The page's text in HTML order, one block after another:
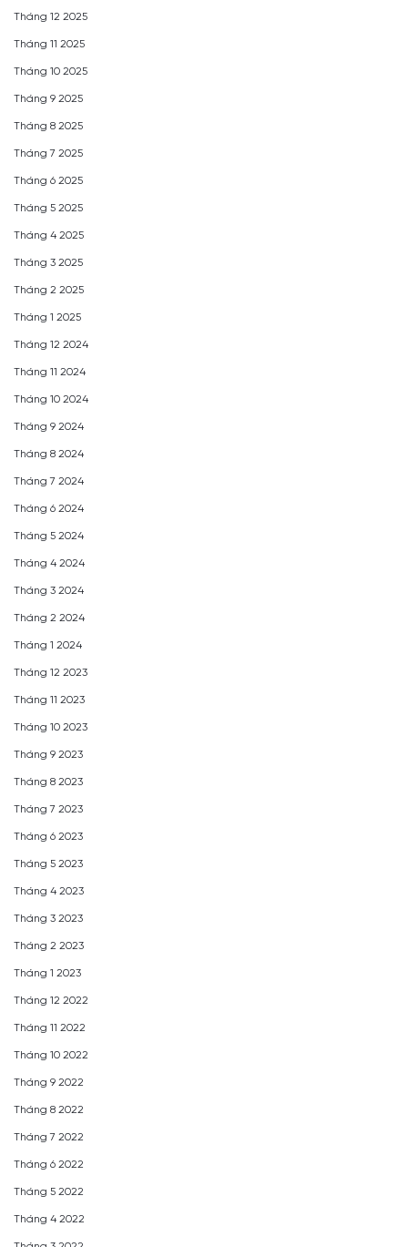
Tháng 12 2025
Tháng 11 2025
Tháng 10 2025
Tháng 9 2025
Tháng 8 2025
Tháng 7 2025
Tháng 6 2025
Tháng 5 2025
Tháng 4 2025
Tháng 3 2025
Tháng 2 2025
Tháng 1 2025
Tháng 12 2024
Tháng 11 2024
Tháng 10 2024
Tháng 9 2024
Tháng 8 2024
Tháng 7 2024
Tháng 6 2024
Tháng 5 2024
Tháng 4 2024
Tháng 3 2024
Tháng 2 2024
Tháng 1 2024
Tháng 12 2023
Tháng 11 2023
Tháng 10 2023
Tháng 9 2023
Tháng 8 2023
Tháng 7 2023
Tháng 6 2023
Tháng 5 2023
Tháng 4 2023
Tháng 3 2023
Tháng 2 2023
Tháng 1 2023
Tháng 12 2022
Tháng 11 2022
Tháng 10 2022
Tháng 9 2022
Tháng 8 2022
Tháng 7 2022
Tháng 6 2022
Tháng 5 2022
Tháng 4 2022